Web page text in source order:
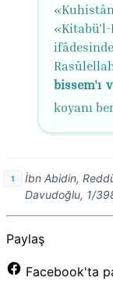
bissem'ı
koyanı
İbn Abidin,
Davudoğlu, 1/
Paylaş
Facebook'ta